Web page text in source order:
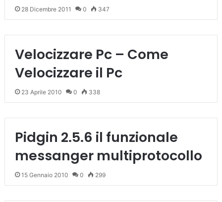
28 Dicembre 2011 0 347
Velocizzare Pc – Come
Velocizzare il Pc
23 Aprile 2010 0 338
Pidgin 2.5.6 il funzionale
messanger multiprotocollo
15 Gennaio 2010 0 299